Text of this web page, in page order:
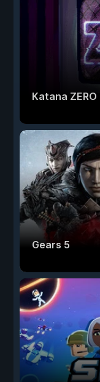
Katana ZERO
Gears 5